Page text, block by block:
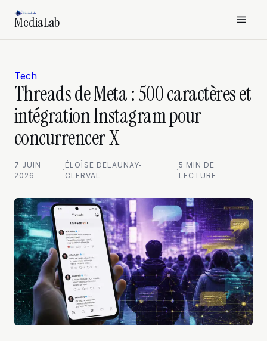
MediaLab
Tech
Threads de Meta : 500 caractères et
intégration Instagram pour
concurrencer X
7 JUIN
2026
·
ÉLOÏSE DELAUNAY-
CLERVAL
·
5 MIN DE
LECTURE